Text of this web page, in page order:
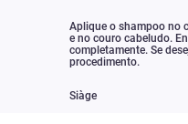
Aplique o shampoo no
e no couro cabeludo.
completamente. Se
procedimento.
Siàge